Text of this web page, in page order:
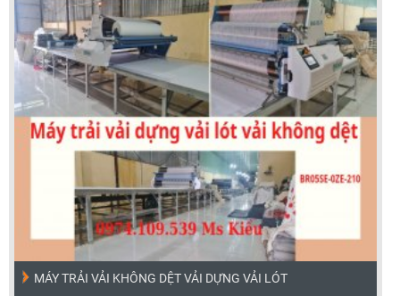
MÁY TRẢI VẢI KHÔNG DỆT VẢI DỰNG VẢI LÓT